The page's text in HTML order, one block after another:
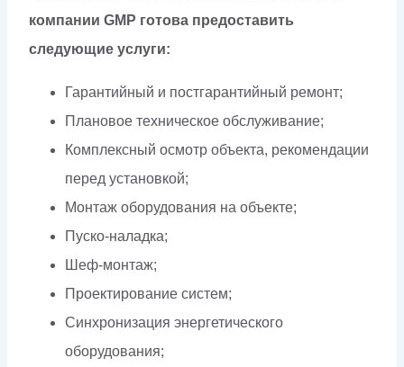
компании GMP готова предоставить
следующие услуги:
Гарантийный и постгарантийный ремонт;
Плановое техническое обслуживание;
Комплексный осмотр объекта, рекомендации
перед установкой;
Монтаж оборудования на объекте;
Пуско-наладка;
Шеф-монтаж;
Проектирование систем;
Синхронизация энергетического
оборудования;